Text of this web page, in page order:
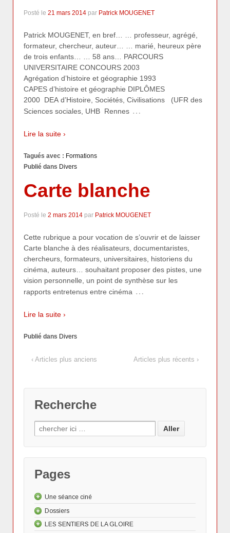
Posté le 21 mars 2014 par Patrick MOUGENET
Patrick MOUGENET, en bref… … professeur, agrégé,
formateur, chercheur, auteur… … marié, heureux père
de trois enfants… … 58 ans… PARCOURS
UNIVERSITAIRE CONCOURS 2003
Agrégation d’histoire et géographie 1993
CAPES d’histoire et géographie DIPLÔMES
2000 DEA d’Histoire, Sociétés, Civilisations (UFR des
Sciences sociales, UHB Rennes …
Lire la suite ›
Tagués avec : Formations
Publié dans Divers
Carte blanche
Posté le 2 mars 2014 par Patrick MOUGENET
Cette rubrique a pour vocation de s’ouvrir et de laisser
Carte blanche à des réalisateurs, documentaristes,
chercheurs, formateurs, universitaires, historiens du
cinéma, auteurs… souhaitant proposer des pistes, une
vision personnelle, un point de synthèse sur les
rapports entretenus entre cinéma …
Lire la suite ›
Publié dans Divers
‹ Articles plus anciens Articles plus récents ›
Recherche
Pages
Une séance ciné
Les "Actus"
Le dessin animé
Dossiers
Les Actualités cinématographiques
LES SENTIERS DE LA GLOIRE